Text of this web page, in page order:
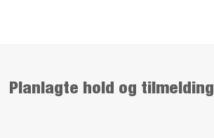
Planlagte hold og tilmelding